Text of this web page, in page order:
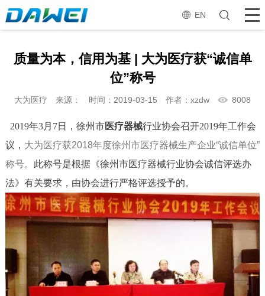
EN
质量为本，信用为基 | 大为医疗获“诚信单
位”称号
大为医疗 来源： 时间：2019-03-15 作者：xzdw 8008
2019年3月7日，徐州市医疗器械行业协会召开2019年工作会
议， 大为医疗获2018年度徐州市医疗器械生产企业“诚信单位”
称号。 此称号是根据《徐州市医疗器械行业协会诚信评选办
法》有关要求，由协会进行严格评选授予的。